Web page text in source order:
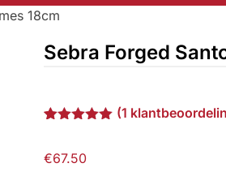
18cm
Sebra Forged
gebaseerd
(1
€67.50